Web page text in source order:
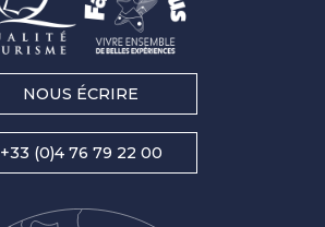
NOUS ÉCRIRE
+33 (0)4 76 79 22 00